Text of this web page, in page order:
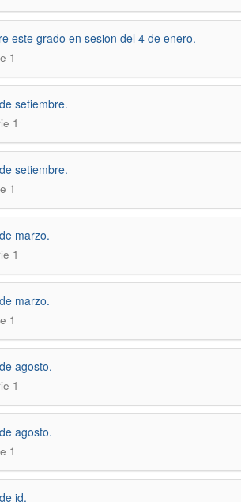
este grado en sesion del 4 de enero.
1
setiembre.
1
setiembre.
1
marzo.
1
marzo.
1
agosto.
1
agosto.
1
id.